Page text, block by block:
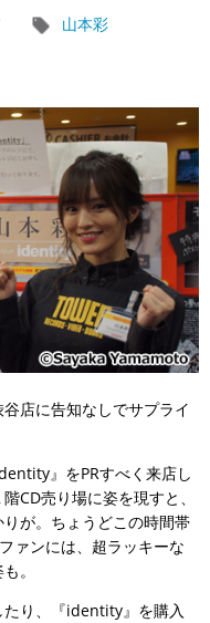
山本彩
店に告知なしでサプライ
』をPRすべく来店し
CD売り場に姿を現すと、
りが。ちょうどこの時間帯
ァンには、超ラッキーな
。
たり、『identity』を購入